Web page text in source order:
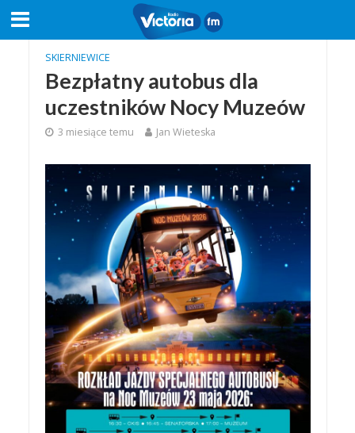
SKIERNIEWICE
Bezpłatny autobus dla
uczestników Nocy Muzeów
3 miesiące temu Jan Wieteska